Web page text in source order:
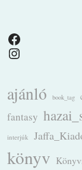
Facebook
Instagram
ajánló book_tag
fantasy
interjúk
könyv